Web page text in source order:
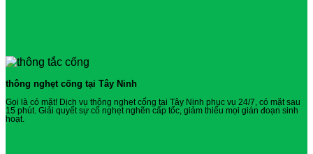
thông nghẹt cống tại Tây Ninh
Gọi là có mặt! Dịch vụ thông nghẹt cống tại Tây Ninh phục vụ 24/7, có mặt sau
15 phút. Giải quyết sự cố nghẹt nghẽn cấp tốc, giảm thiểu mọi gián đoạn sinh
hoạt.